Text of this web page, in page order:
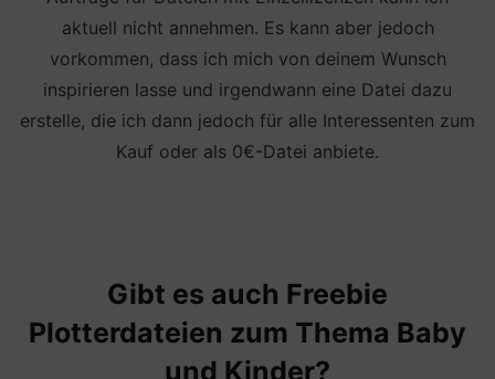
aktuell nicht annehmen. Es kann aber jedoch
vorkommen, dass ich mich von deinem Wunsch
inspirieren lasse und irgendwann eine Datei dazu
erstelle, die ich dann jedoch für alle Interessenten zum
Kauf oder als 0€-Datei anbiete.
Gibt es auch Freebie
Plotterdateien zum Thema Baby
und Kinder?